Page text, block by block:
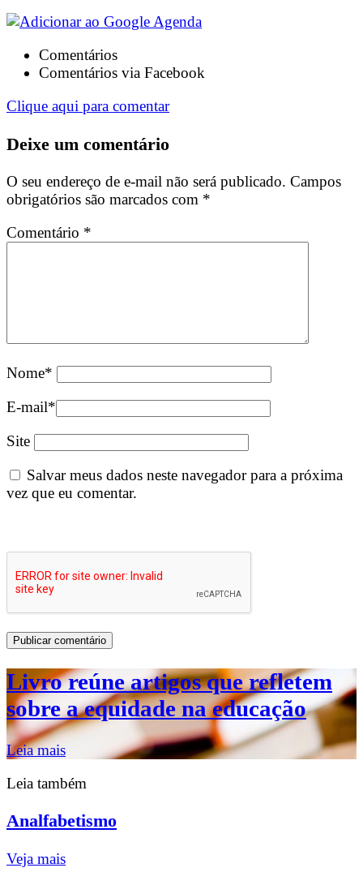
Comentários
Comentários via Facebook
Clique aqui para comentar
Deixe um comentário
O seu endereço de e-mail não será publicado. Campos
obrigatórios são marcados com *
Comentário *
Nome*
E-mail*
Site
Salvar meus dados neste navegador para a próxima
vez que eu comentar.
Livro reúne artigos que refletem
sobre a equidade na educação
Leia mais
Leia também
Analfabetismo
Veja mais